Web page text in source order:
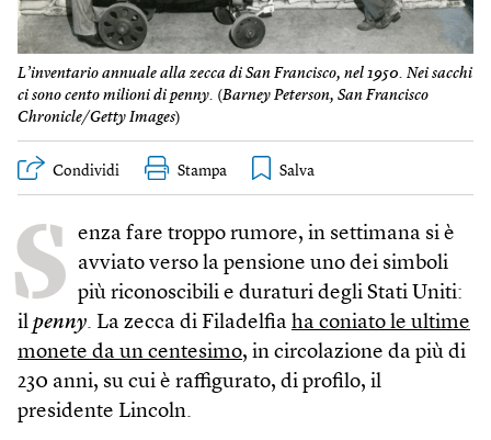
L’inventario annuale alla zecca di San Francisco, nel 1950. Nei sacchi
ci sono cento milioni di penny. (Barney Peterson, San Francisco
Chronicle/Getty Images)
Condividi Stampa
S enza fare troppo rumore, in settimana si è
avviato verso la pensione uno dei simboli
più riconoscibili e duraturi degli Stati Uniti:
il penny. La zecca di Filadelfia ha coniato le ultime
monete da un centesimo, in circolazione da più di
230 anni, su cui è raffigurato, di profilo, il
presidente Lincoln.